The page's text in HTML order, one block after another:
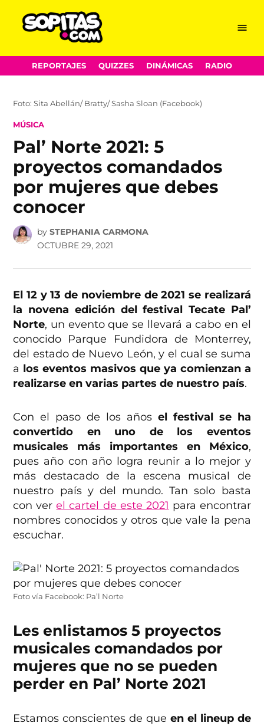
Skip
to
Menu
REPORTAJES QUIZZES DINÁMICAS RADIO
Foto: Sita Abellán/ Bratty/ Sasha Sloan (Facebook)
POSTED
MÚSICA
Pal’ Norte 2021: 5
proyectos comandados
por mujeres que debes
conocer
by STEPHANIA CARMONA
OCTUBRE 29, 2021
El 12 y 13 de noviembre de 2021 se realizará
la novena edición del festival Tecate Pal’
Norte, un evento que se llevará a cabo en el
conocido Parque Fundidora de Monterrey,
del estado de Nuevo León, y el cual se suma
a los eventos masivos que ya comienzan a
realizarse en varias partes de nuestro país.
Con el paso de los años el festival se ha
convertido en uno de los eventos
musicales más importantes en México,
pues año con año logra reunir a lo mejor y
más destacado de la escena musical de
nuestro país y del mundo. Tan solo basta
con verel cartel de este 2021 para encontrar
nombres conocidos y otros que vale la pena
escuchar.
Foto vía Facebook: Pa’l Norte
Les enlistamos 5 proyectos
musicales comandados por
mujeres que no se pueden
perder en Pal’ Norte 2021
Estamos conscientes de que en el lineup de